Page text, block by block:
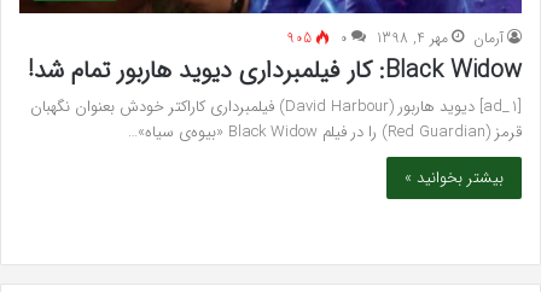
آرمان مهر 4, 1398 ۰ 905
Black Widow: کار فیلمبرداری دیوید هاربور تمام شد!
[ad_1] دیوید هاربور (David Harbour) فیلمبرداری کاراکتر خودش بعنوان نگهبان
قرمز (Red Guardian) را در فیلم Black Widow «بیوه‌ی سیاه»…
بیشتر بخوانید »